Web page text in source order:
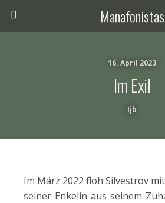
Manafonistas
16. April 2023
Im Exil
Ijb
Im März 2022 floh Silvestrov
seiner Enkelin aus seinem